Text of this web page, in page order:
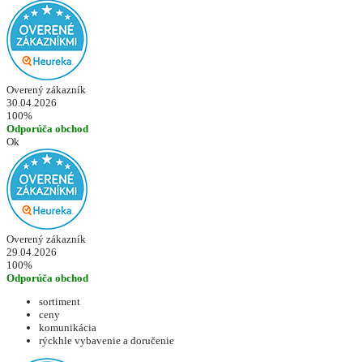
Overený zákazník
30.04.2026
100%
Odporúča obchod
Ok
Overený zákazník
29.04.2026
100%
Odporúča obchod
sortiment
ceny
komunikácia
rýckhle vybavenie a doručenie